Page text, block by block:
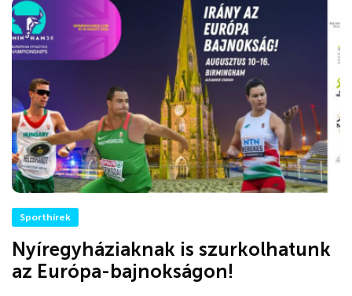
Sporthírek
Nyíregyháziaknak is szurkolhatunk
az Európa-bajnokságon!